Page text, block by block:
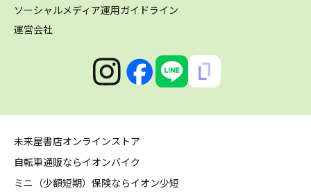
ソーシャルメディア運用ガイドライン
運営会社
未来屋書店オンラインストア
自転車通販ならイオンバイク
ミニ（少額短期）保険ならイオン少短